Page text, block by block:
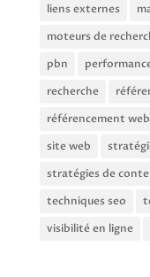
liens externes
moteurs de
pbn
recherche
référencement web
site web
stratégies de
techniques seo
visibilité en ligne